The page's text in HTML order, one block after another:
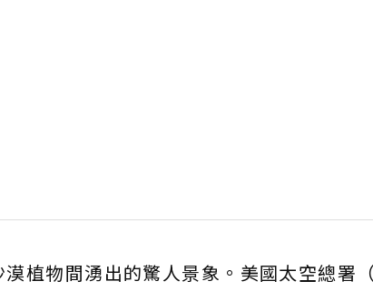
植物間湧出的驚人景象。美國太空總署（